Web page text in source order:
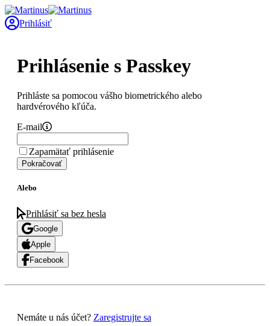
Prihlásiť
Prihlásenie s Passkey
Prihláste sa pomocou vášho biometrického alebo
hardvérového kľúča.
E-mail
Zapamätať prihlásenie
Pokračovať
Alebo
Prihlásiť sa bez hesla
Google
Apple
Facebook
Nemáte u nás účet? Zaregistrujte sa